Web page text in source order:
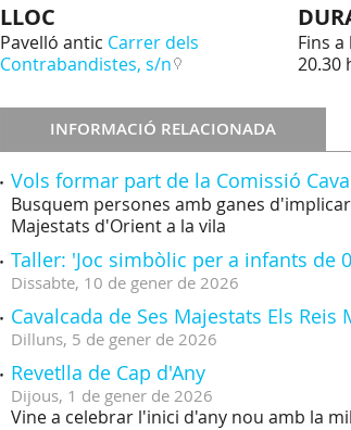
LLOC
Pavelló antic Carrer dels
Contrabandistes, s/n
Fins a
20.30
INFORMACIÓ RELACIONADA
Vols formar part de la Comissió
Busquem persones amb ganes
Majestats d'Orient a la vila
Taller: 'Joc simbòlic per a infants de
Dissabte, 10 de gener de 2026
Cavalcada de Ses Majestats Els Reis
Dilluns, 5 de gener de 2026
Revetlla de Cap d'Any
Dijous, 1 de gener de 2026
Vine a celebrar l'inici d'any nou amb la